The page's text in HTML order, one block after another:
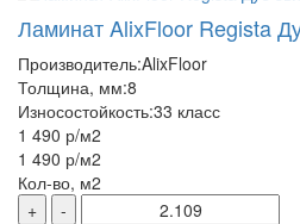
Ламинат AlixFloor Regista
Производитель:AlixFloor
Толщина, мм:8
Износостойкость:33 класс
1 490 р/м2
1 490 р/м2
Кол-во, м2
+
-